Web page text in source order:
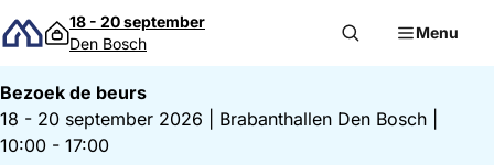
Direct naar inhoud
18 - 20 september
Den Bosch
Menu
Bezoek de beurs
18 - 20 september 2026
Brabanthallen Den Bosch
10:00 - 17:00